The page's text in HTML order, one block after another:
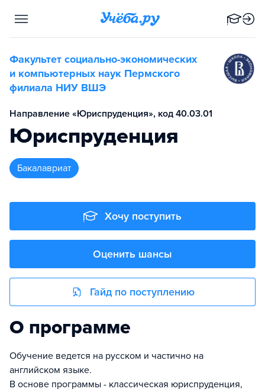
Факультет социально-экономических
и компьютерных наук Пермского
филиала НИУ ВШЭ
Направление «Юриспруденция», код 40.03.01
Юриспруденция
бакалавриат
Хочу поступить
Оценить шансы
Гайд по поступлению
О программе
Обучение ведется на русском и частично на
английском языке.
В основе программы - классическая юриспруденция,